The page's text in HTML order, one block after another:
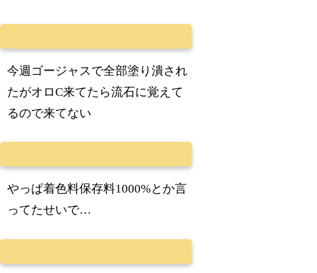
今週ゴージャスで全部塗り潰され
たがオロC来てたら流石に覚えて
るので来てない
やっぱ着色料保存料1000%とか言
ってたせいで…